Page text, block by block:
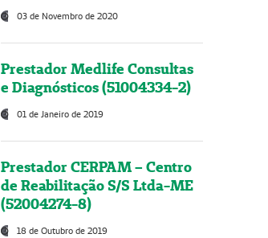
03 de Novembro de 2020
Prestador Medlife Consultas
e Diagnósticos (51004334-2)
01 de Janeiro de 2019
Prestador CERPAM – Centro
de Reabilitação S/S Ltda-ME
(52004274-8)
18 de Outubro de 2019